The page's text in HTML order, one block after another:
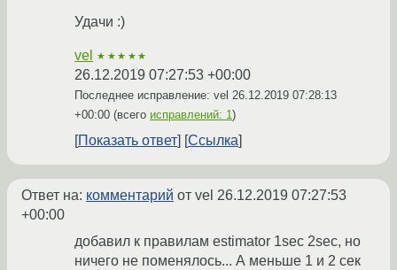
Удачи :)
vel ★★★★★
26.12.2019 07:27:53 +00:00
Последнее исправление: vel 26.12.2019 07:28:13
+00:00 (всего исправлений: 1)
Показать ответ Ссылка
Ответ на: комментарий от vel 26.12.2019 07:27:53
+00:00
добавил к правилам estimator 1sec 2sec, но
ничего не поменялось... А меньше 1 и 2 сек